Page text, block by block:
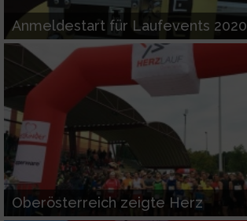
Anmeldestart für Laufevents 2020
Oberösterreich zeigte Herz